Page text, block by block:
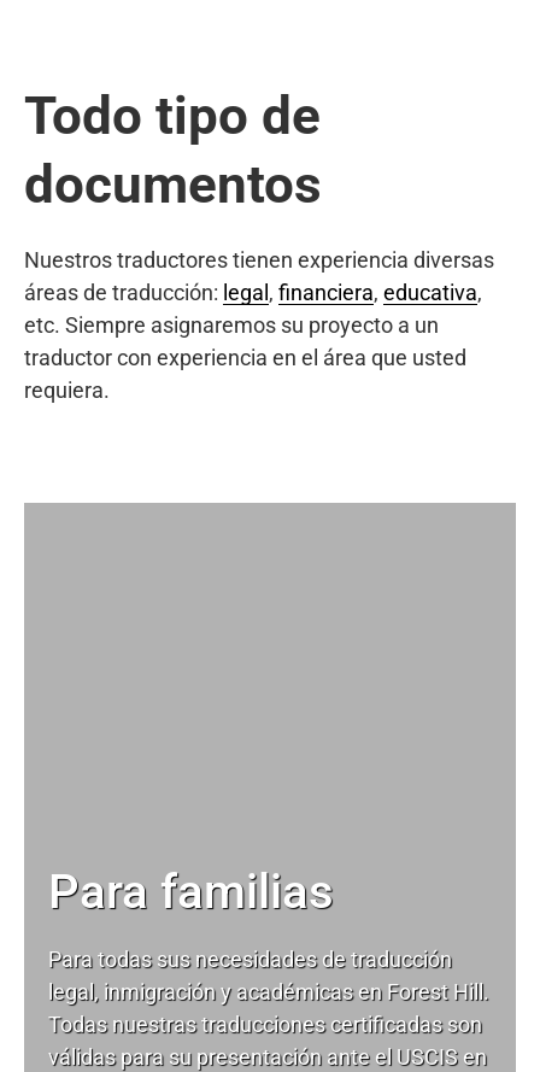
Todo tipo de
documentos
Nuestros traductores tienen experiencia diversas
áreas de traducción: legal , financiera, educativa,
etc. Siempre asignaremos su proyecto a un
traductor con experiencia en el área que usted
requiera.
Para familias
Para todas sus necesidades detraducción
legal, inmigración y académicas en Forest Hill.
Todas nuestras traducciones certificadas son
válidas para su presentación ante el USCIS en